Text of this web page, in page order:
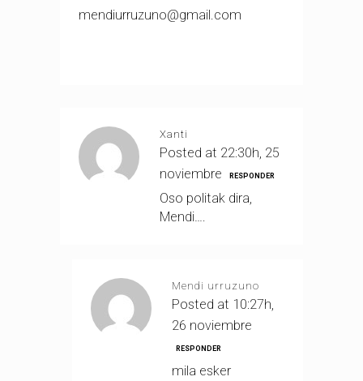
mendiurruzuno@gmail.com
Xanti
Posted at 22:30h, 25
noviembre
RESPONDER
Oso politak dira,
Mendi….
Mendi urruzuno
Posted at 10:27h,
26 noviembre
RESPONDER
mila esker